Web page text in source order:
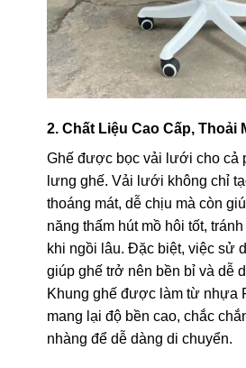
2. Chất Liệu Cao Cấp, Thoải
Ghế được bọc vải lưới cho cả
lưng ghế. Vải lưới không chỉ
thoáng mát, dễ chịu mà còn
năng thấm hút mồ hôi tốt,
khi ngồi lâu. Đặc biệt, việc sử
giúp ghế trở nên bền bỉ và dễ
Khung ghế được làm từ nhựa
mang lại độ bền cao, chắc
nhàng để dễ dàng di chuyển.